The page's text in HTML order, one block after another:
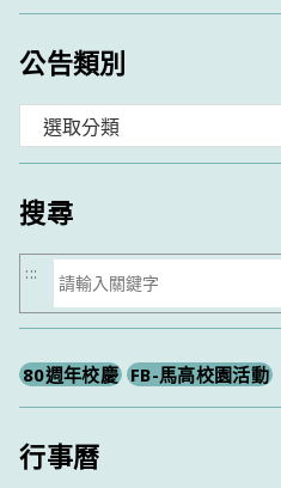
公告類別
類
搜尋
搜
尋
:::
80週年校慶 FB-馬高校園活動
行事曆